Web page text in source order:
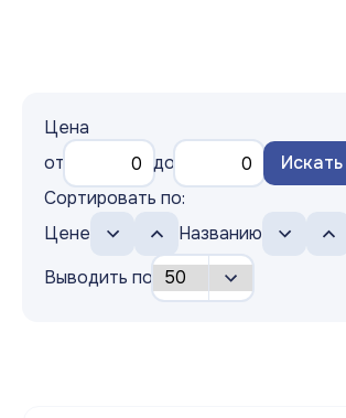
Цена
от
до
Искать
Сортировать по:
Цене
Названию
Выводить по